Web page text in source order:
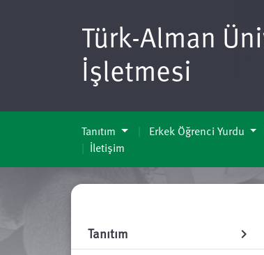
Türk-Alman
İşletmesi
Tanıtım Erkek Öğrenci Yurdu
İletişim
Tanıtım chevron_right